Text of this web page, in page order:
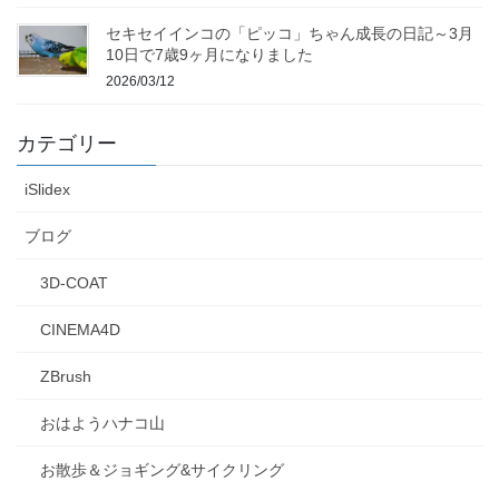
セキセイインコの「ピッコ」ちゃん成長の日記～3月
10日で7歳9ヶ月になりました
2026/03/12
カテゴリー
iSlidex
ブログ
3D-COAT
CINEMA4D
ZBrush
おはようハナコ山
お散歩＆ジョギング&サイクリング